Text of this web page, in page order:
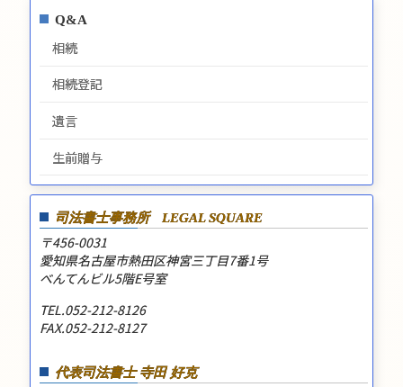
Q&A
相続
相続登記
遺言
生前贈与
司法書士事務所 LEGAL SQUARE
〒456-0031
愛知県名古屋市熱田区神宮三丁目7番1号
べんてんビル5階E号室
TEL.052-212-8126
FAX.052-212-8127
代表司法書士 寺田 好克